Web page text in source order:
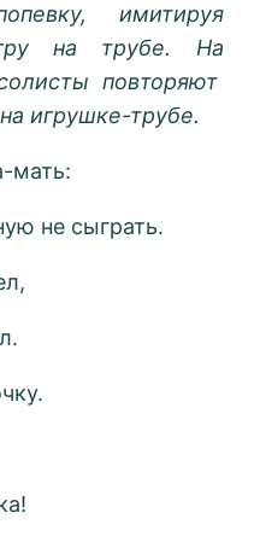
имитируя
на трубе. На
повторяют
игрушке-трубе.
мать:
не сыграть.